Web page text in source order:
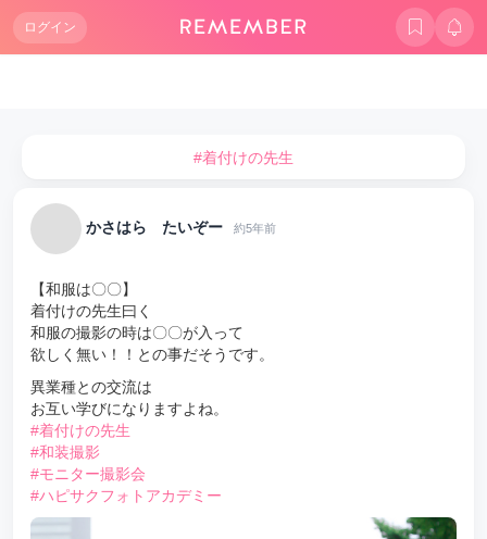
ログイン
#着付けの先生
かさはら たいぞー 約5年前
【和服は〇〇】
着付けの先生曰く
和服の撮影の時は〇〇が入って
欲しく無い！！との事だそうです。
異業種との交流は
お互い学びになりますよね。
#着付けの先生
#和装撮影
#モニター撮影会
#ハピサクフォトアカデミー